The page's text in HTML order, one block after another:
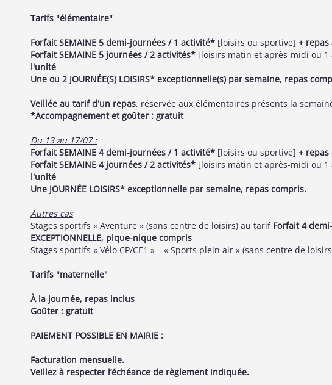
Tarifs "élémentaire"
Forfait SEMAINE 5 demi-journées / 1 activité* [loisirs ou sportive] +
Forfait SEMAINE 5 journées / 2 activités* [loisirs matin et après-midi ou
l'unité
Une ou 2 JOURNÉE(S) LOISIRS* exceptionnelle(s) par semaine, repas
Veillée au tarif d'un repas, réservée aux élémentaires présents la
*Accompagnement et goûter : gratuit
Du 13 au 17/07 :
Forfait SEMAINE 4 demi-journées / 1 activité* [loisirs ou sportive] +
Forfait SEMAINE 4 journées / 2 activités* [loisirs matin et après-midi ou
l'unité
Une JOURNÉE LOISIRS* exceptionnelle par semaine, repas compris.
Autres cas
Stages sportifs « Aventure » (sans centre de loisirs) au tarif Forfait 4
EXCEPTIONNELLE, pique-nique compris
Stages sportifs « Vélo CP/CE1 » – « Sports plein air » (sans centre de
Tarifs "maternelle"
À la journée, repas inclus
Goûter : gratuit
PAIEMENT POSSIBLE EN MAIRIE :
Facturation mensuelle.
Veillez à respecter l’échéance de règlement indiquée.